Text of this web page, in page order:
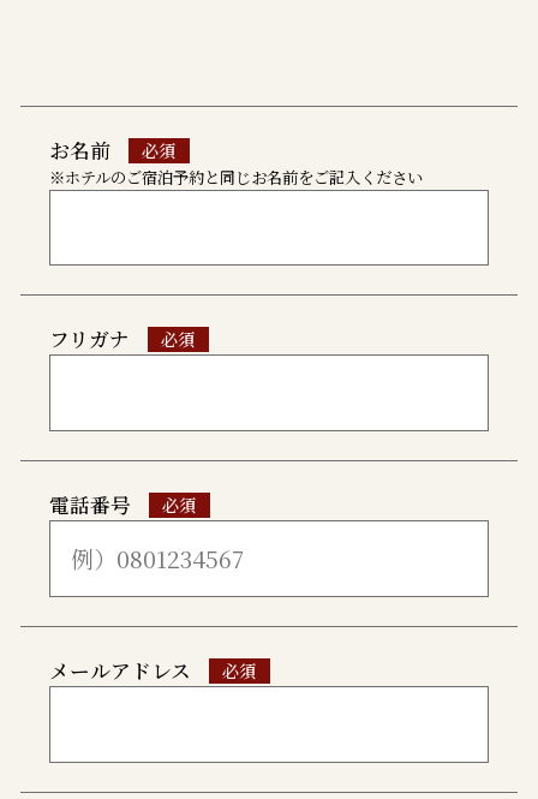
お名前
※ホテルのご宿泊予約と同じお名前をご記入ください
フリガナ
電話番号
メールアドレス